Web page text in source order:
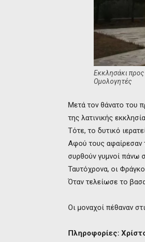
Εκκλησάκι
Ομολογητές
Μετά τον θάνατο του
της λατινικής
Τότε, το δυτικό
Αφού τους αφαίρεσαν
συρθούν γυμνοί πάνω
Ταυτόχρονα, οι
Όταν τελείωσε το
Οι μοναχοί πέθαναν
Πληροφορίες: